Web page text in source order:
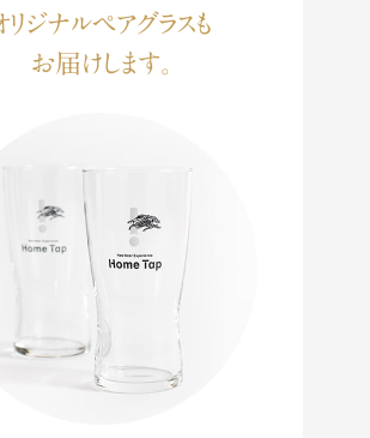
リジナルペアグラスも
お届けします。